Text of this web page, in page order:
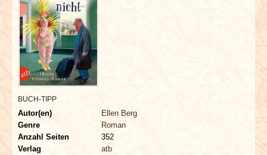
INTERVIEWS
SPECIALS
REDAKTION
LINKS
ARCHIV
BUCH-TIPP
Autor(en)
Ellen Berg
Genre
Roman
Anzahl Seiten
352
Verlag
atb